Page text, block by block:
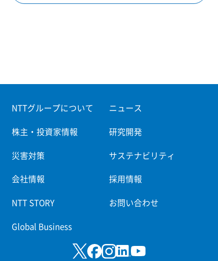
NTTグループについて ニュース
株主・投資家情報 研究開発
災害対策 サステナビリティ
会社情報 採用情報
NTT STORY お問い合わせ
Global Business